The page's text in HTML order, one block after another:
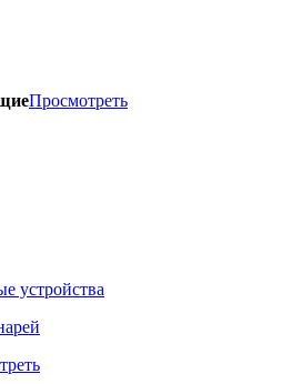
Просмотреть
устройства